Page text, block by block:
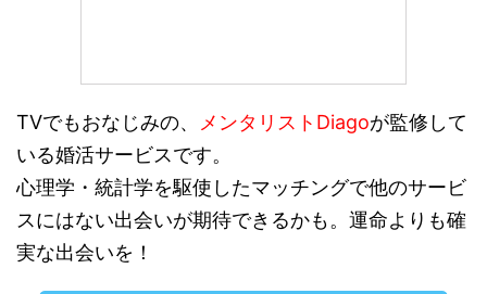
TVでもおなじみの、 メンタリストDiagoが監修して
いる婚活サービスです。
心理学・統計学を駆使したマッチングで他のサービ
スにはない出会いが期待できるかも。運命よりも確
実な出会いを！